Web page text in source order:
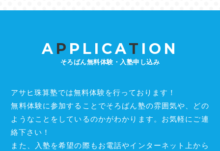
A P PLICAT ION
そろばん無料体験・入塾申し込み
アサヒ珠算塾では無料体験を行っております！
無料体験に参加することでそろばん塾の雰囲気や、どの
ようなことをしているのかがわかります。お気軽にご連
絡下さい！
また、入塾を希望の際もお電話やインターネット上から